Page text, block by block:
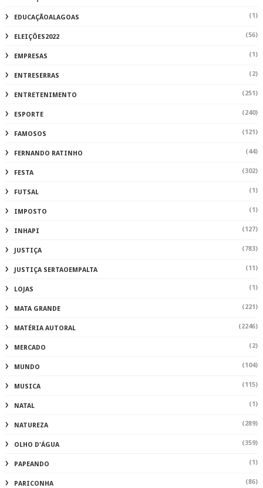
EDUCAÇÃOALAGOAS (1)
ELEIÇÕES2022 (56)
EMPRESAS (1)
ENTRESERRAS (2)
ENTRETENIMENTO (251)
ESPORTE (240)
FAMOSOS (121)
FERNANDO RATINHO (44)
FESTA (302)
FUTSAL (1)
IMPOSTO (1)
INHAPI (127)
JUSTIÇA (783)
JUSTIÇA SERTAOEMPALTA (11)
LOJAS (1)
MATA GRANDE (221)
MATÉRIA AUTORAL (2246)
MERCADO (2)
MUNDO (104)
MUSICA (115)
NATAL (1)
NATUREZA (289)
OLHO D'ÁGUA (359)
PAPEANDO (1)
PARICONHA (86)